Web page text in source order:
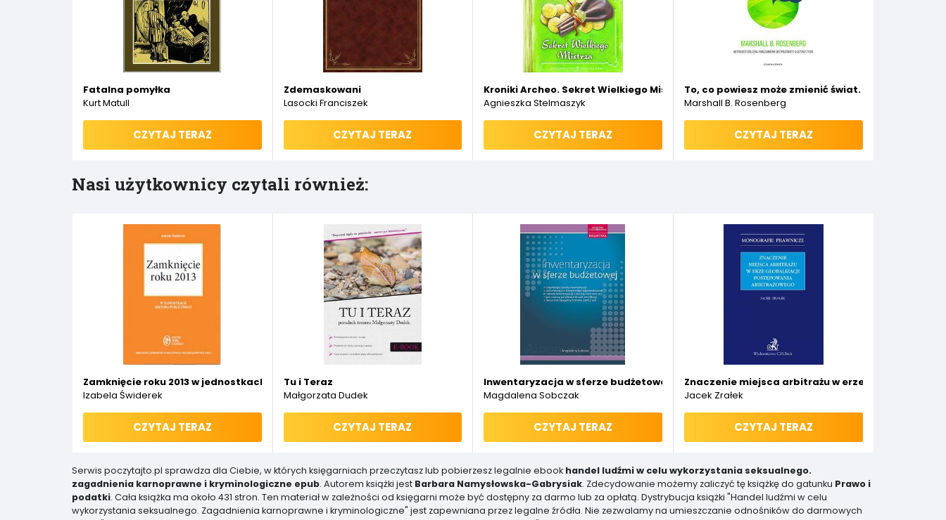
Fatalna pomyłka
Kurt Matull
CZYTAJ TERAZ
Zdemaskowani
Lasocki Franciszek
CZYTAJ TERAZ
Kroniki Archeo. Sekret Wielkiego Mistrza
Agnieszka Stelmaszyk
CZYTAJ TERAZ
To, co powiesz może zmienić świat. O języku
Marshall B. Rosenberg
CZYTAJ TERAZ
Nasi użytkownicy czytali również:
Zamknięcie roku 2013 w jednostkach sektora publicznego
Izabela Świderek
CZYTAJ TERAZ
Tu i Teraz
Małgorzata Dudek
CZYTAJ TERAZ
Inwentaryzacja w sferze budżetowej
Magdalena Sobczak
CZYTAJ TERAZ
Znaczenie miejsca arbitrażu w erze globalizacji
Jacek Zrałek
CZYTAJ TERAZ
Serwis poczytajto.pl sprawdza dla Ciebie, w których księgarniach przeczytasz lub pobierzesz legalnie ebook handel ludźmi w celu wykorzystania seksualnego.
zagadnienia karnoprawne i kryminologiczne epub. Autorem książki jest Barbara Namysłowska-Gabrysiak. Zdecydowanie możemy zaliczyć tę książkę do gatunku Prawo i
podatki. Cała książka ma około 431 stron. Ten materiał w zależności od księgarni może być dostępny za darmo lub za opłatą. Dystrybucja książki "Handel ludźmi w celu
wykorzystania seksualnego. Zagadnienia karnoprawne i kryminologiczne" jest zapewniana przez legalne źródła. Nie zezwalamy na umieszczanie odnośników do darmowych